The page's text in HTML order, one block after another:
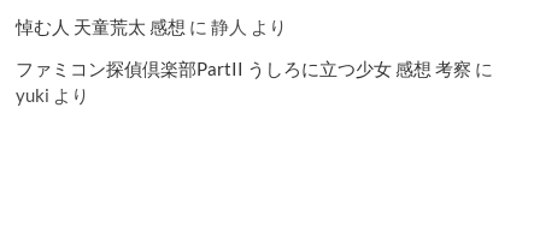
悼む人 天童荒太 感想 に静人 より
ファミコン探偵倶楽部PartII うしろに立つ少女 感想 考察 に
yuki より